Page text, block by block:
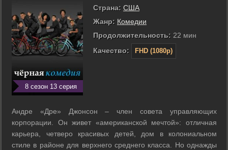
8 сезон 13 серия
Страна: США
Жанр: Комедии
Продолжительность: 22 мин
Качество:
FHD (1080p)
Андре «Дре» Джонсон – член совета управляющих
корпорации. Он живет «американской мечтой»: отличная
карьера, четверо красивых детей, дом в колониальном
стиле в районе для верхнего среднего класса. Но однажды